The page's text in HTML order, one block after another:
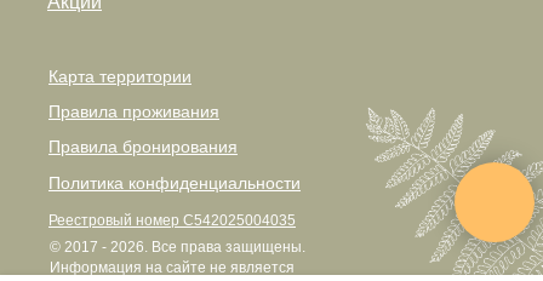
Политика конфиденциальности
Карта территории
Реестровый номер С542025004035
Правила проживания
Правила бронирования
© 2017 - 2026. Все права защищены.
Информация на сайте не является